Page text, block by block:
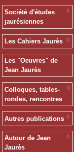
Société d'études
jaurésiennes
Les Cahiers Jaurès
Les "Oeuvres" de
Jean Jaurès
Colloques, tables-
rondes, rencontres
Autres publications
Autour de Jean
Jaurès